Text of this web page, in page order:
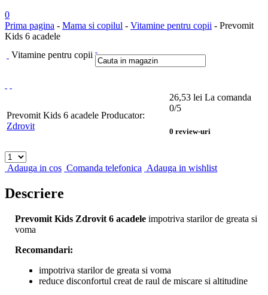
0
Prima pagina - Mama si copilul - Vitamine pentru copii - Prevomit
Kids 6 acadele
Vitamine pentru copii
Prevomit Kids 6 acadele Producator:
Zdrovit
26,53 lei La comanda
0/5
0 review-uri
Adauga in cos Comanda telefonica Adauga in wishlist
Descriere
Prevomit Kids Zdrovit 6 acadele impotriva starilor de greata si
voma
Recomandari:
impotriva starilor de greata si voma
reduce disconfortul creat de raul de miscare si altitudine